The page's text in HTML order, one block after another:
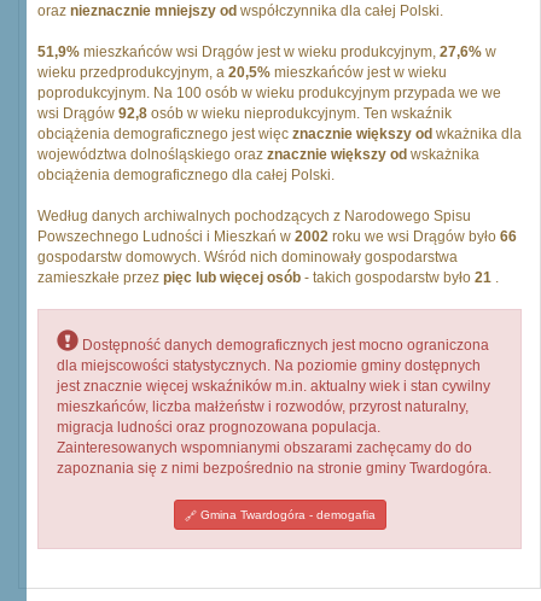
oraz nieznacznie mniejszy od współczynnika dla całej Polski.
51,9% mieszkańców wsi Drągów jest w wieku produkcyjnym, 27,6% w
wieku przedprodukcyjnym, a 20,5% mieszkańców jest w wieku
poprodukcyjnym. Na 100 osób w wieku produkcyjnym przypada we we
wsi Drągów 92,8 osób w wieku nieprodukcyjnym. Ten wskaźnik
obciążenia demograficznego jest więc znacznie większy od wkażnika dla
województwa dolnośląskiego oraz znacznie większy od wskażnika
obciążenia demograficznego dla całej Polski.
Według danych archiwalnych pochodzących z Narodowego Spisu
Powszechnego Ludności i Mieszkań w 2002 roku we wsi Drągów było 66
gospodarstw domowych. Wśród nich dominowały gospodarstwa
zamieszkałe przez pięc lub więcej osób - takich gospodarstw było 21 .
Dostępność danych demograficznych jest mocno ograniczona
dla miejscowości statystycznych. Na poziomie gminy dostępnych
jest znacznie więcej wskaźników m.in. aktualny wiek i stan cywilny
mieszkańców, liczba małżeństw i rozwodów, przyrost naturalny,
migracja ludności oraz prognozowana populacja.
Zainteresowanych wspomnianymi obszarami zachęcamy do do
zapoznania się z nimi bezpośrednio na stronie gminy Twardogóra.
Gmina Twardogóra - demogafia